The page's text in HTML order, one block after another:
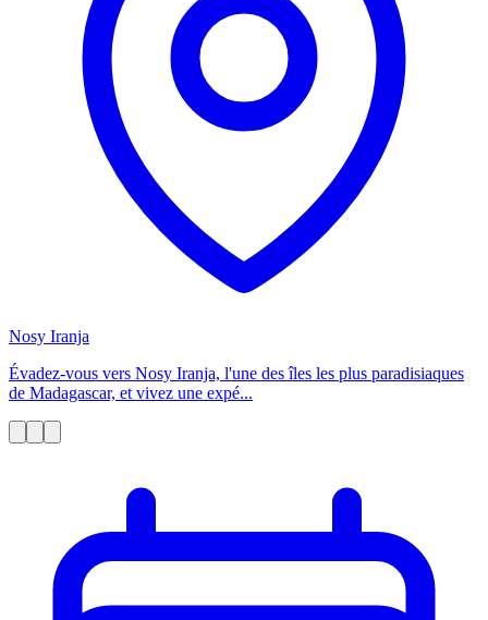
Nosy Iranja
Évadez-vous vers Nosy Iranja, l'une des îles les plus paradisiaques
de Madagascar, et vivez une expé...